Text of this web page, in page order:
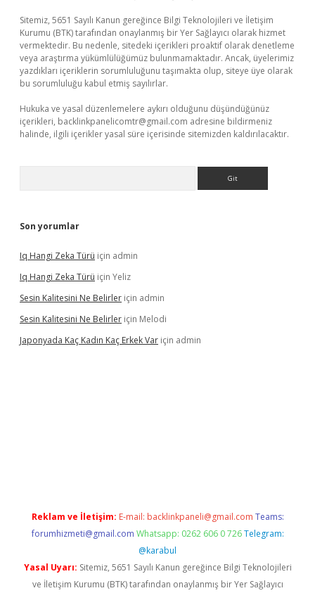
Sitemiz, 5651 Sayılı Kanun gereğince Bilgi Teknolojileri ve İletişim
Kurumu (BTK) tarafından onaylanmış bir Yer Sağlayıcı olarak hizmet
vermektedir. Bu nedenle, sitedeki içerikleri proaktif olarak denetleme
veya araştırma yükümlülüğümüz bulunmamaktadır. Ancak, üyelerimiz
yazdıkları içeriklerin sorumluluğunu taşımakta olup, siteye üye olarak
bu sorumluluğu kabul etmiş sayılırlar.
Hukuka ve yasal düzenlemelere aykırı olduğunu düşündüğünüz
içerikleri, backlinkpanelicomtr@gmail.com adresine bildirmeniz
halinde, ilgili içerikler yasal süre içerisinde sitemizden kaldırılacaktır.
Son yorumlar
Iq Hangi Zeka Türü için admin
Iq Hangi Zeka Türü için Yeliz
Sesin Kalitesini Ne Belirler için admin
Sesin Kalitesini Ne Belirler için Melodi
Japonyada Kaç Kadın Kaç Erkek Var için admin
Reklam ve İletişim: E-mail: backlinkpaneli@gmail.com Teams:
forumhizmeti@gmail.com Whatsapp: 0262 606 0 726 Telegram:
@karabul
Yasal Uyarı: Sitemiz, 5651 Sayılı Kanun gereğince Bilgi Teknolojileri
ve İletişim Kurumu (BTK) tarafından onaylanmış bir Yer Sağlayıcı